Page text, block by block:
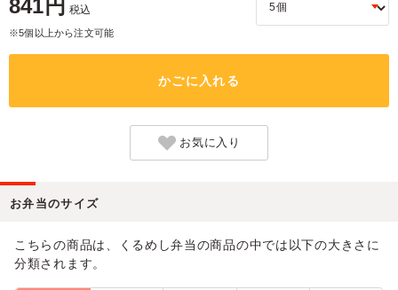
841円 税込
※5個以上から注文可能
かごに入れる
お気に入り
お弁当のサイズ
こちらの商品は、くるめし弁当の商品の中では以下の大きさに
分類されます。